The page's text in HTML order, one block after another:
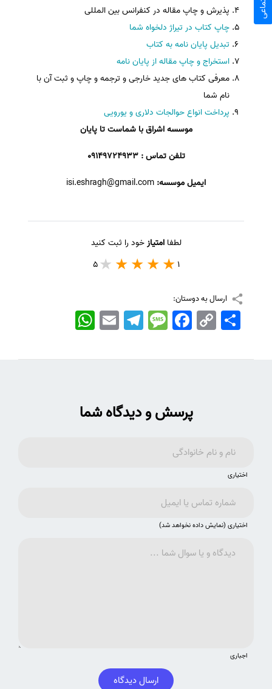
پذیرش و چاپ مقاله در کنفرانس بین المللی
چاپ کتاب در تیراژ دلخواه شما
تبدیل پایان نامه به کتاب
استخراج و چاپ مقاله از پایان نامه
معرفی کتاب های جدید خارجی و ترجمه و چاپ و ثبت آن با
نام شما
پرداخت انواع حوالجات دلاری و یورویی
موسسه اشراق با شماست تا پایان
تلفن تماس : 09149724933
ایمیل موسسه: isi.eshragh@gmail.com
لطفاامتیازخود را ثبت کنید
1
5
ارسال به دوستان:
WhatsApp EmailTelegramMessageFacebook Copy
Link
اشتراک
پرسش و دیدگاه شما
اختیاری
اختیاری (نمایش داده نخواهد شد)
اجباری
ارسال دیدگاه